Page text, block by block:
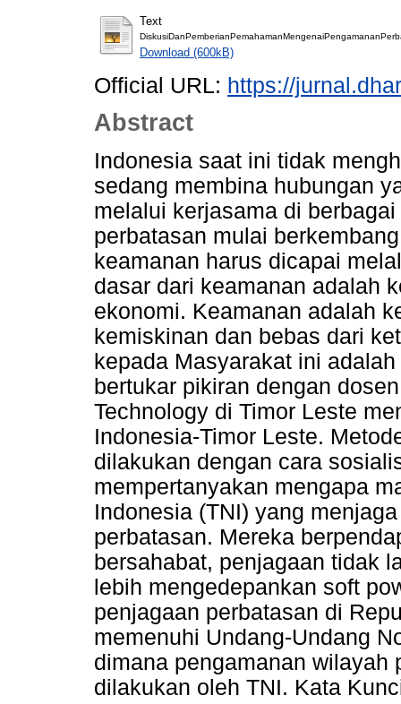
Text
Download (600kB)
Official URL: https://
Abstract
Indonesia saat ini tidak
sedang membina hubungan
melalui kerjasama di
perbatasan mulai
keamanan harus dicapai
dasar dari keamanan adalah
ekonomi. Keamanan adalah
kemiskinan dan bebas dari
kepada Masyarakat ini
bertukar pikiran dengan
Technology di Timor Leste
Indonesia-Timor Leste.
dilakukan dengan cara
mempertanyakan mengapa
Indonesia (TNI) yang
perbatasan. Mereka
bersahabat, penjagaan tidak
lebih mengedepankan soft
penjagaan perbatasan di
memenuhi Undang-Undang
dimana pengamanan wilayah
dilakukan oleh TNI. Kata